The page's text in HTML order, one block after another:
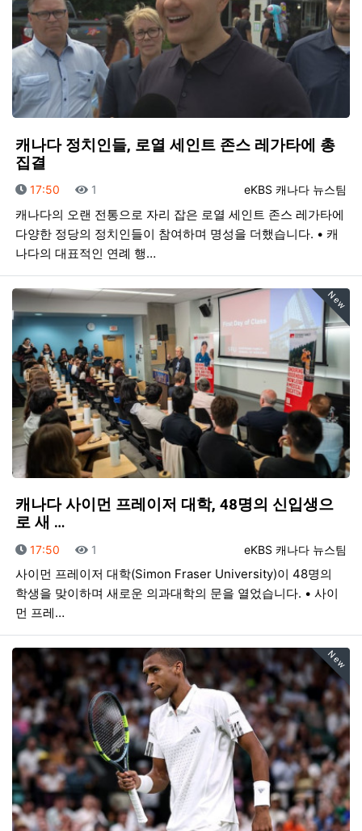
캐나다 정치인들, 로열 세인트 존스 레가타에 총
집결
등록자
eKBS 캐나다 뉴스팀
등록일
17:50 조회
1
캐나다의 오랜 전통으로 자리 잡은 로열 세인트 존스 레가타에
다양한 정당의 정치인들이 참여하며 명성을 더했습니다. • 캐
나다의 대표적인 연례 행…
New
캐나다 사이먼 프레이저 대학, 48명의 신입생으
로 새 …
등록자
eKBS 캐나다 뉴스팀
등록일
17:50 조회
1
사이먼 프레이저 대학(Simon Fraser University)이 48명의
학생을 맞이하며 새로운 의과대학의 문을 열었습니다. • 사이
먼 프레…
New